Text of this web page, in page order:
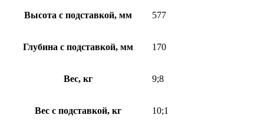
Высота с подставкой, мм 577
Глубина с подставкой, мм 170
Вес, кг 9;8
Вес с подставкой, кг 10;1